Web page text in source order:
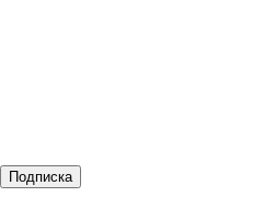
Подписка